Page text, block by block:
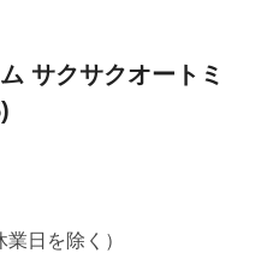
サクサクオートミ
日を除く）